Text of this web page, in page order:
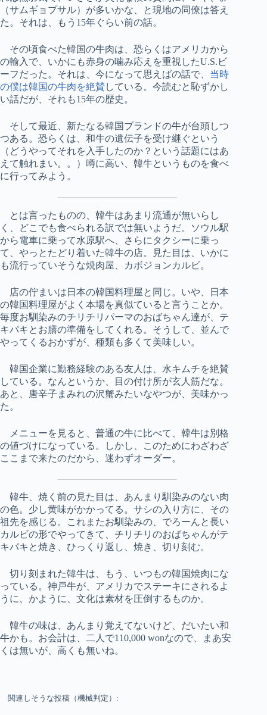
（サムギョプサル）が多いかな、と現地の同僚は答え
た。それは、もう15年ぐらい前の話。
その頃食べた韓国の牛肉は、恐らくはアメリカから
の輸入で、いかにも赤身の噛み応えを重視したU.S.ビ
ーフだった。それは、今になって思えばの話で、 当時
の僕は韓国の牛肉を絶賛 している。今読むと恥ずかし
い話だが、それも15年の歴史。
そして最近、新たなる韓国ブランドの牛が台頭しつ
つある。恐らくは、和牛の遺伝子を受け継ぐという
（どうやってそれを入手したのか？という話題にはあ
えて触れまい。。）噂に高い、韓牛というものを食べ
に行ってみよう。
とは言ったものの、韓牛はあまり流通が無いらし
く、どこでも食べられる訳では無いようだ。ソウル駅
から電車に乗って水原駅へ、さらにタクシーに乗っ
て、やっとたどり着いた韓牛の店。見た目は、いかに
も流行っていそうな焼肉屋、カボジョンカルビ。
店の佇まいは日本の韓国料理屋と同じ。いや、日本
の韓国料理屋がよく本場を真似ていると言うことか。
毎度お馴染みのチリチリパーマのおばちゃん達が、テ
キパキとお膳の準備をしてくれる。そうして、並んで
やってくるおかずが、種類も多くて美味しい。
韓国企業に勤務経験のある友人は、水キムチを絶賛
している。なんというか、目の付け所が玄人筋だな。
あと、唐辛子まみれの沢蟹みたいなやつが、美味かっ
た。
メニューを見ると、普通の牛に比べて、韓牛は別格
の値づけになっている。しかし、このためにわざわざ
ここまで来たのだから、迷わずオーダー。
韓牛、焼く前の見た目は、あんまり馴染みのない肉
の色。少し黄味がかかってる。サシの入り方に、その
祖先を感じる。これまたお馴染みの、でろーんと長い
カルビの形でやってきて、チリチリのおばちゃんがテ
キパキと焼き、ひっくり返し、焼き、切り刻む。
切り刻まれた韓牛は、もう、いつもの韓国焼肉にな
っている。神戸牛が、アメリカでステーキにされるよ
うに、かように、文化は素材を圧倒するものか。
韓牛の味は、あんまり覚えてないけど、だいたい和
牛かも。お会計は、二人で110,000 wonなので、まあ安
くは無いが、高くも無いね。
関連しそうな投稿（機械判定）: